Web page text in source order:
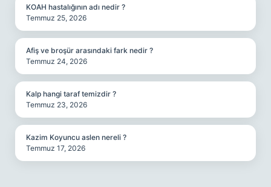
KOAH hastalığının adı nedir ?
Temmuz 25, 2026
Afiş ve broşür arasındaki fark nedir ?
Temmuz 24, 2026
Kalp hangi taraf temizdir ?
Temmuz 23, 2026
Kazim Koyuncu aslen nereli ?
Temmuz 17, 2026